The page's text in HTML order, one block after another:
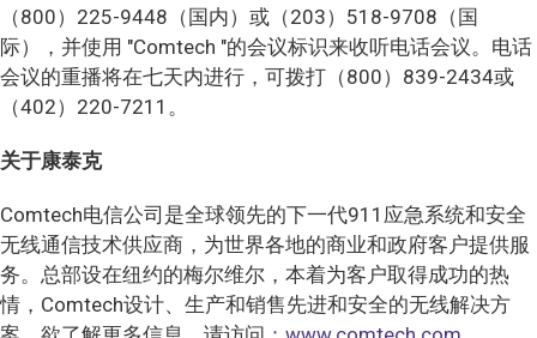
（800）225-9448（国内）或（203）518-9708（国
际），并使用 "Comtech "的会议标识来收听电话会议。电话
会议的重播将在七天内进行，可拨打（800）839-2434或
（402）220-7211。
关于康泰克
Comtech电信公司是全球领先的下一代911应急系统和安全
无线通信技术供应商，为世界各地的商业和政府客户提供服
务。总部设在纽约的梅尔维尔，本着为客户取得成功的热
情，Comtech设计、生产和销售先进和安全的无线解决方